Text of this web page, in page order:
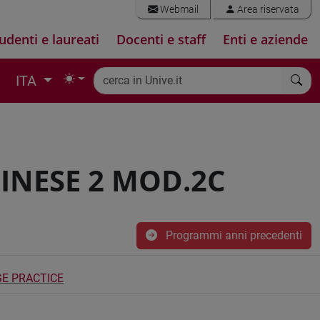
Webmail Area riservata
e laureati Docenti e staff Enti e aziende
ITA
2 MOD.2C
Programmi anni precedenti
PRACTICE